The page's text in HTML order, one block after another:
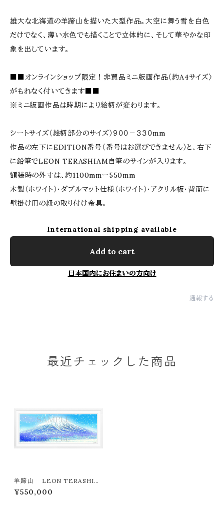
雄大な北海道の羊蹄山を描いた大型作品。大空に舞う雪を白色
だけでなく、薄い水色でも描くことで立体的に、そして華やかな印
象を出しています。
■■オンラインショップ限定！非買品ミニ版画作品（約A4サイズ〉
がもれなく付いてきます■■
※ミニ版画作品は時期により絵柄が変わります。
シートサイズ（絵柄部分のサイズ）９００－３３０mm
作品の左下にEDITION番号（番号はお選びできません）と、右下
に鉛筆でLEON TERASHIAM自筆のサインが入ります。
額装時の外寸は、約1100mmー550mm
木製（ホワイト）・ダブルマット仕様（ホワイト）・アクリル板・背面に
壁掛け用の紐の取り付け金具。
International shipping available
Add to cart
日本国内にお住まいの方向け
通報する
最近チェックした商品
羊蹄山 LEON TERASHIM
A版画作品77作限定（オンライン
限定特典付き作品〉
¥550,000